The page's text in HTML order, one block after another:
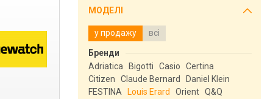
МОДЕЛІ
у продажу всі
Бренди
Adriatica
Bigotti Casio
Certina
Citizen
Claude Bernard
Daniel Klein
FESTINA
Louis Erard Orient Q&Q